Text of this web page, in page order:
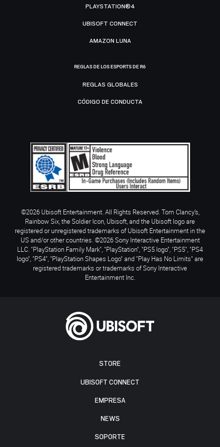
STORE
UBISOFT CONNECT
EMPRESA
NEWS
SOPORTE
PLAYSTATION®4
UBISOFT CONNECT
AMAZON LUNA
REGLAS DE LOS ESPORTS DE R6
REGLAS GLOBALES
CÓDIGO DE CONDUCTA
©2026 Ubisoft Entertainment. All Rights Reserved. Tom Clancy’s,
Rainbow Six, the Soldier Icon, Ubisoft, and the Ubisoft logo are
registered or unregistered trademarks of Ubisoft Entertainment in the
US and/or other countries. ©2026 Sony Interactive Entertainment
LLC. "PlayStation Family Mark", "PlayStation", "PS5 logo", "PS5", "PS4
logo", "PS4", "PlayStation Shapes Logo" and "Play Has No Limits" are
registered trademarks or trademarks of Sony Interactive
Entertainment Inc.